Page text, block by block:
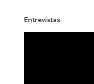
Entrevistas